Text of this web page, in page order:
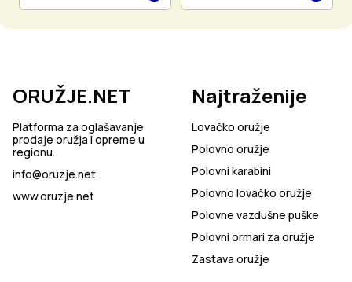
ORUŽJE.NET
Platforma za oglašavanje
prodaje oružja i opreme u
regionu.
info@oruzje.net
www.oruzje.net
Najtraženije
Lovačko oružje
Polovno oružje
Polovni karabini
Polovno lovačko oružje
Polovne vazdušne puške
Polovni ormari za oružje
Zastava oružje